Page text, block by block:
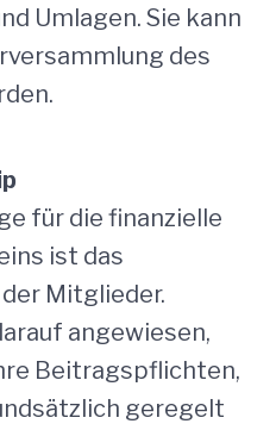
Umlagen. Sie kann
des
für die finanzielle
ist das
Mitglieder.
angewiesen,
Beitragspflichten,
geregelt